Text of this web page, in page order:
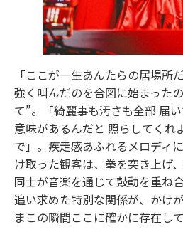
「ここが一生あんたらの居場所
強く叫んだのを合図に始まった
て”。「綺麗事も汚さも全部 届
意味があるんだと 照らしてくれ
で」。疾走感あふれるメロディ
け取った観客は、拳を突き上げ
同士が音楽を通じて鼓動を重ね
追い求めた特別な関係が、かけ
まこの瞬間ここに確かに存在し